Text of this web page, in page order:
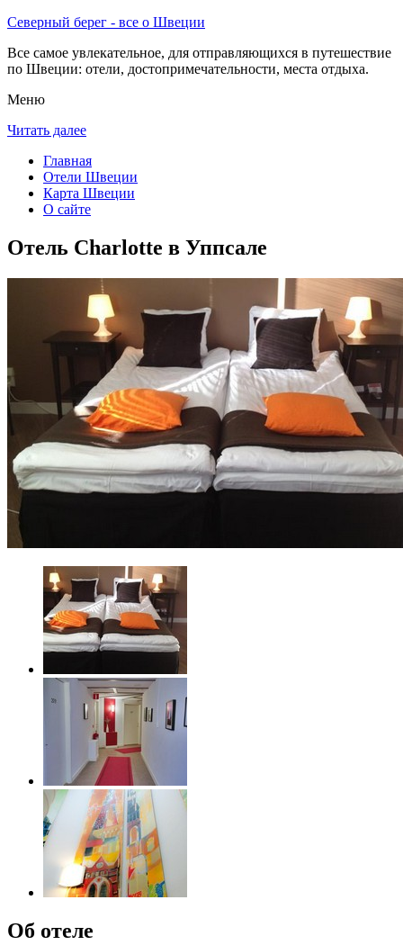
Северный берег - все о Швеции
Все самое увлекательное, для отправляющихся в путешествие
по Швеции: отели, достопримечательности, места отдыха.
Меню
Читать далее
Главная
Отели Швеции
Карта Швеции
О сайте
Отель Charlotte в Уппсале
Об отеле